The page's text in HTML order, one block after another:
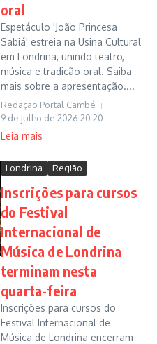
oral
Espetáculo 'João Princesa
Sabiá' estreia na Usina Cultural
em Londrina, unindo teatro,
música e tradição oral. Saiba
mais sobre a apresentação....
Redação Portal Cambé
9 de julho de 2026 20:20
Leia mais
Londrina Região
Inscrições para cursos
do Festival
Internacional de
Música de Londrina
terminam nesta
quarta-feira
Inscrições para cursos do
Festival Internacional de
Música de Londrina encerram